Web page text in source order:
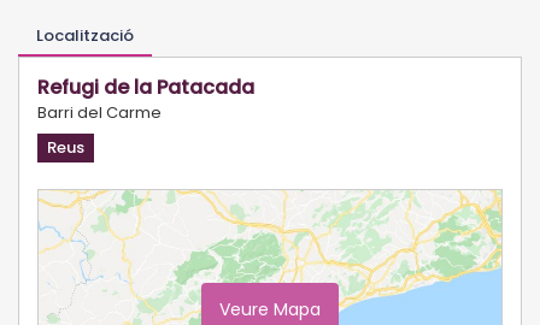
Localització
Refugi de la Patacada
Barri del Carme
Reus
Veure Mapa